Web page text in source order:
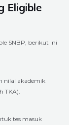
Eligible
SNBP, berikut ini
nilai akademik
TKA).
tes masuk